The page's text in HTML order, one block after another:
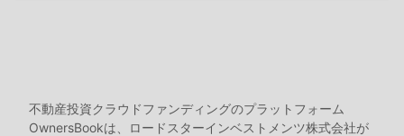
不動産投資クラウドファンディングのプラットフォーム
OwnersBookは、ロードスターインベストメンツ株式会社が